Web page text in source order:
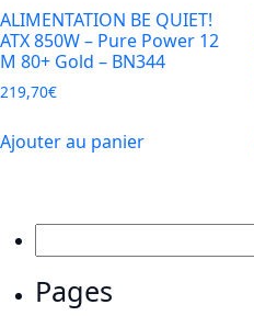
ALIMENTATION BE QUIET!
ATX 850W – Pure Power 12
M 80+ Gold – BN344
219,70€
Ajouter au panier
Pages